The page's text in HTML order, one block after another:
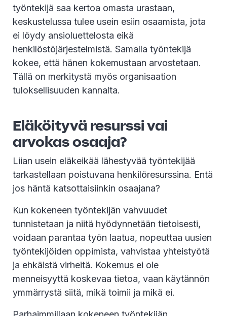
työntekijä saa kertoa omasta urastaan,
keskustelussa tulee usein esiin osaamista, jota
ei löydy ansioluettelosta eikä
henkilöstöjärjestelmistä. Samalla työntekijä
kokee, että hänen kokemustaan arvostetaan.
Tällä on merkitystä myös organisaation
tuloksellisuuden kannalta.
Eläköityvä resurssi vai
arvokas osaaja?
Liian usein eläkeikää lähestyvää työntekijää
tarkastellaan poistuvana henkilöresurssina. Entä
jos häntä katsottaisiinkin osaajana?
Kun kokeneen työntekijän vahvuudet
tunnistetaan ja niitä hyödynnetään tietoisesti,
voidaan parantaa työn laatua, nopeuttaa uusien
työntekijöiden oppimista, vahvistaa yhteistyötä
ja ehkäistä virheitä. Kokemus ei ole
menneisyyttä koskevaa tietoa, vaan käytännön
ymmärrystä siitä, mikä toimii ja mikä ei.